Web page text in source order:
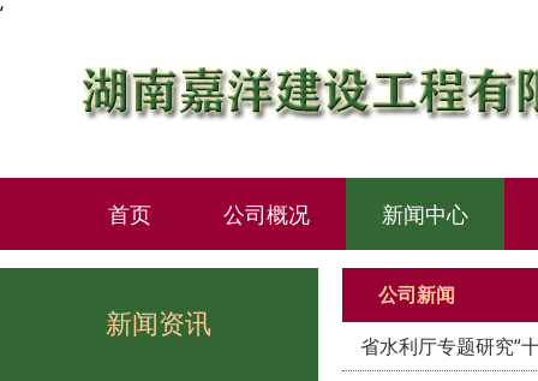
‘
首页 公司概况 新闻中心
新闻资讯
公司新闻
省水利厅专题研究“